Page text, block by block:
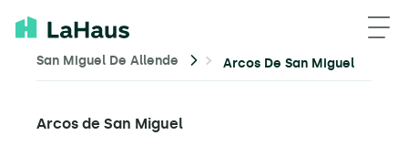
San Miguel De Allende Arcos De San Miguel
Arcos de San Miguel